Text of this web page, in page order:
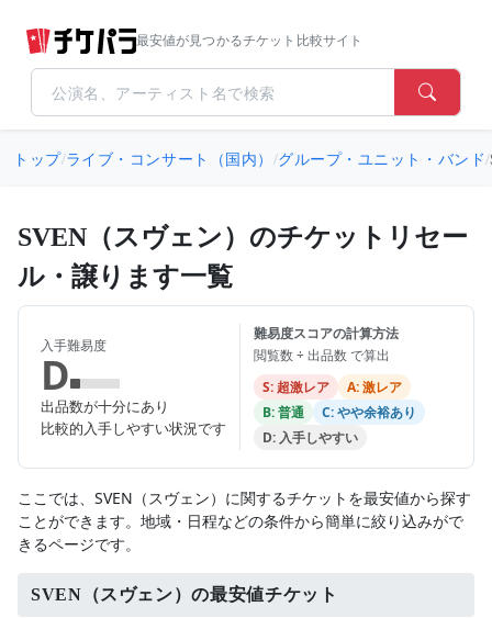
最安値が見つかるチケット比較サイト
トップ/ライブ・コンサート（国内） /グループ・ユニット・バンド/
SVEN（スヴェン）のチケットリセー
ル・譲ります一覧
入手難易度
D
出品数が十分にあり
比較的入手しやすい状況です
難易度スコアの計算方法
閲覧数 ÷ 出品数 で算出
S: 超激レア
A: 激レア
B: 普通
C: やや余裕あり
D: 入手しやすい
ここでは、SVEN（スヴェン）に関するチケットを最安値から探す
ことができます。地域・日程などの条件から簡単に絞り込みがで
きるページです。
SVEN（スヴェン）の最安値チケット